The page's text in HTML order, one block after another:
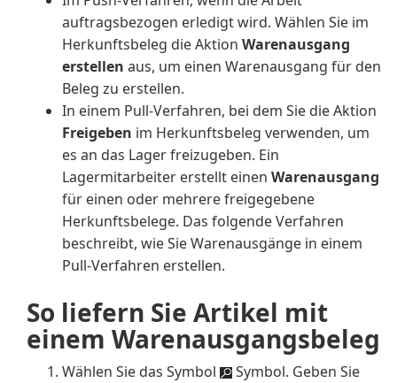
auftragsbezogen erledigt wird. Wählen Sie im
Herkunftsbeleg die Aktion Warenausgang
erstellen aus, um einen Warenausgang für den
Beleg zu erstellen.
In einem Pull-Verfahren, bei dem Sie die Aktion
Freigeben im Herkunftsbeleg verwenden, um
es an das Lager freizugeben. Ein
Lagermitarbeiter erstellt einen Warenausgang
für einen oder mehrere freigegebene
Herkunftsbelege. Das folgende Verfahren
beschreibt, wie Sie Warenausgänge in einem
Pull-Verfahren erstellen.
So liefern Sie Artikel mit
einem Warenausgangsbeleg
Wählen Sie das Symbol
Symbol. Geben Sie